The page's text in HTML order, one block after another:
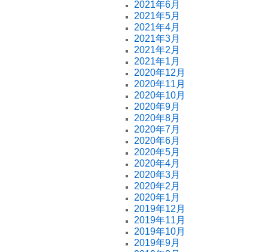
2021年6月
2021年5月
2021年4月
2021年3月
2021年2月
2021年1月
2020年12月
2020年11月
2020年10月
2020年9月
2020年8月
2020年7月
2020年6月
2020年5月
2020年4月
2020年3月
2020年2月
2020年1月
2019年12月
2019年11月
2019年10月
2019年9月